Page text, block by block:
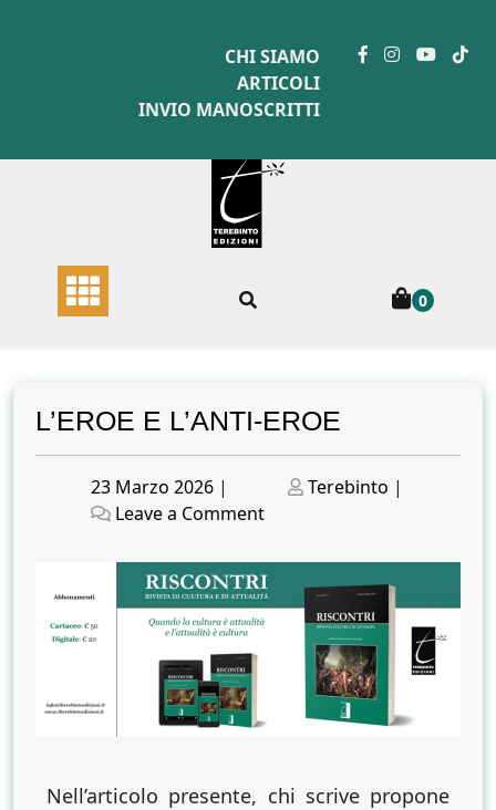
CHI SIAMO
ARTICOLI
INVIO MANOSCRITTI
0
L’EROE E L’ANTI-EROE
Posted
on
23 Marzo 2026 |
Posted
Terebinto |
Leave a Commenton
E
L’ANTI-
EROE
Nell’articolo presente, chi scrive propone